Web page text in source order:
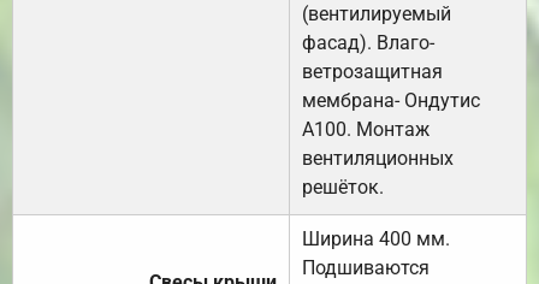
(вентилируемый
фасад). Влаго-
ветрозащитная
мембрана- Ондутис
А100. Монтаж
вентиляционных
решёток.
Ширина 400 мм.
Подшиваются